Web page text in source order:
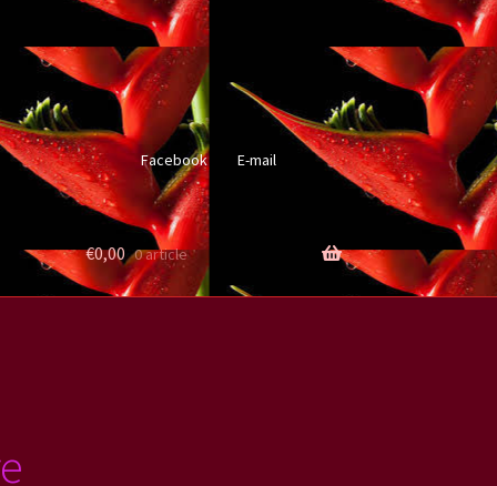
Facebook E-mail
€0,00 0 article